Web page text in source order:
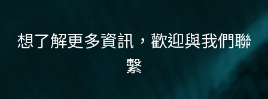
想了解更多資訊，歡迎與我們聯
繫